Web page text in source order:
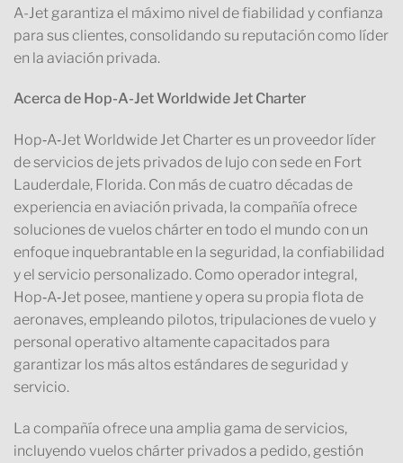
A-Jet garantiza el máximo nivel de fiabilidad y confianza
para sus clientes, consolidando su reputación como líder
en la aviación privada.
Acerca de Hop-A-Jet Worldwide Jet Charter
Hop‑A‑Jet Worldwide Jet Charter es un proveedor líder
de servicios de jets privados de lujo con sede en Fort
Lauderdale, Florida. Con más de cuatro décadas de
experiencia en aviación privada, la compañía ofrece
soluciones de vuelos chárter en todo el mundo con un
enfoque inquebrantable en la seguridad, la confiabilidad
y el servicio personalizado. Como operador integral,
Hop‑A‑Jet posee, mantiene y opera su propia flota de
aeronaves, empleando pilotos, tripulaciones de vuelo y
personal operativo altamente capacitados para
garantizar los más altos estándares de seguridad y
servicio.
La compañía ofrece una amplia gama de servicios,
incluyendo vuelos chárter privados a pedido, gestión